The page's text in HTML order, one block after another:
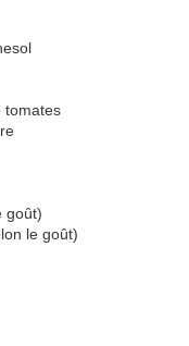
tomates
goût)
le goût)